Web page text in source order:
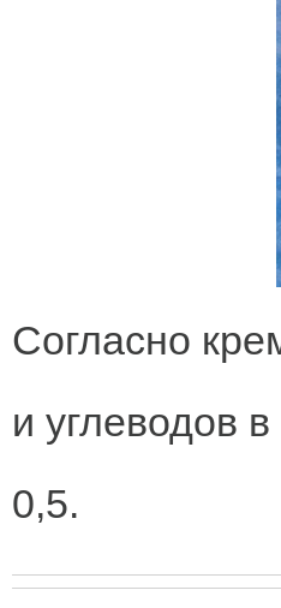
Согласно
и углеводов
0,5.